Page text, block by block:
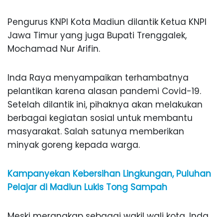
Pengurus KNPI Kota Madiun dilantik Ketua KNPI
Jawa Timur yang juga Bupati Trenggalek,
Mochamad Nur Arifin.
Inda Raya menyampaikan terhambatnya
pelantikan karena alasan pandemi Covid-19.
Setelah dilantik ini, pihaknya akan melakukan
berbagai kegiatan sosial untuk membantu
masyarakat. Salah satunya memberikan
minyak goreng kepada warga.
Kampanyekan Kebersihan Lingkungan, Puluhan
Pelajar di Madiun Lukis Tong Sampah